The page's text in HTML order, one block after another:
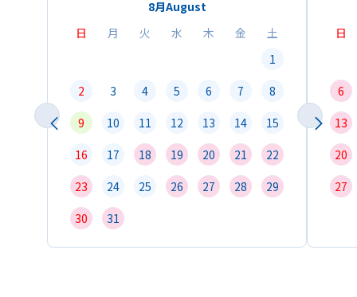
8月August
日
月 火 水 木 金
土
1
2
3 4 5 6 7
8
9
10 11 12 13 14
15
16
17 18 19 20 21
22
23
24 25 26 27 28
29
30
31
日
6
13
20
27